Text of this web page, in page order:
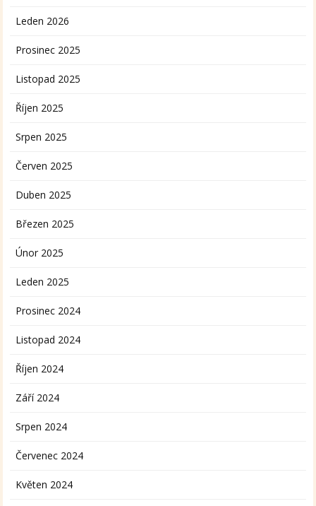
Leden 2026
Prosinec 2025
Listopad 2025
Říjen 2025
Srpen 2025
Červen 2025
Duben 2025
Březen 2025
Únor 2025
Leden 2025
Prosinec 2024
Listopad 2024
Říjen 2024
Září 2024
Srpen 2024
Červenec 2024
Květen 2024